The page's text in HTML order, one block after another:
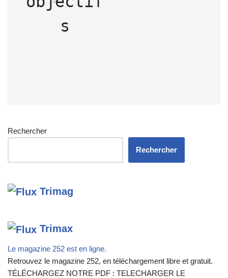
s
Rechercher
Rechercher
Trimag
Trimax
Le magazine 252 est en ligne.
Retrouvez le magazine 252, en téléchargement libre et gratuit.
TÉLÉCHARGEZ NOTRE PDF : TELECHARGER LE